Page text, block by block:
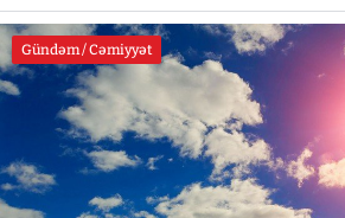
Gündəm / Cəmiyyət